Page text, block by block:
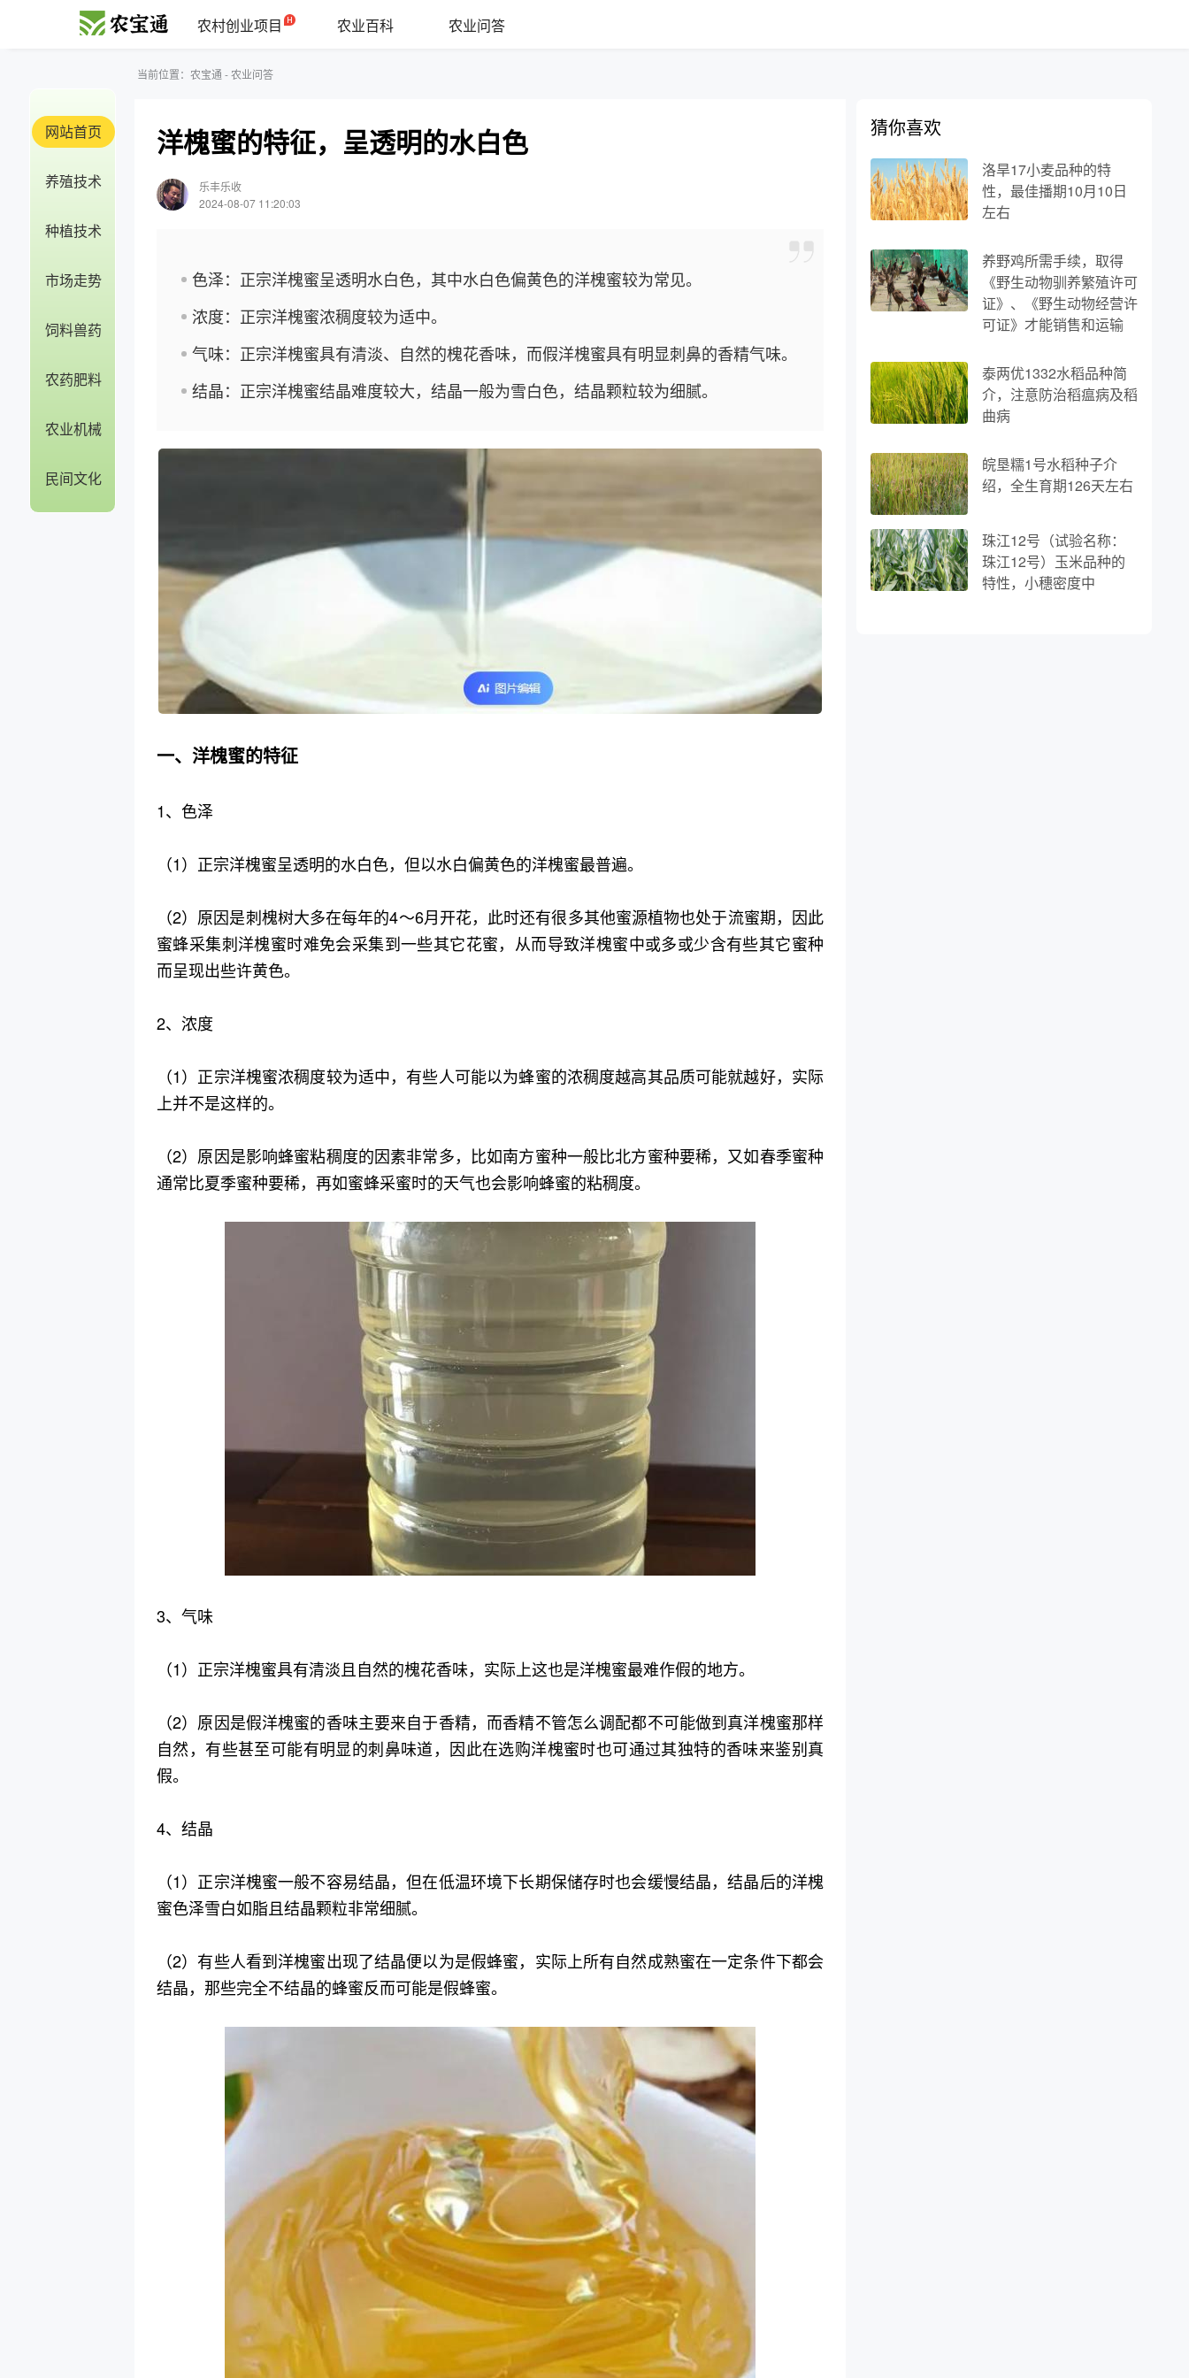
农村创业项目 农业百科 农业问答
当前位置： 农宝通 -农业问答
网站首页
养殖技术
种植技术
市场走势
饲料兽药
农药肥料
农业机械
民间文化
洋槐蜜的特征，呈透明的水白色
乐丰乐收
2024-08-07 11:20:03
色泽：正宗洋槐蜜呈透明水白色，其中水白色偏黄色的洋槐蜜较为常见。
浓度：正宗洋槐蜜浓稠度较为适中。
气味：正宗洋槐蜜具有清淡、自然的槐花香味，而假洋槐蜜具有明显刺鼻的香精气味。
结晶：正宗洋槐蜜结晶难度较大，结晶一般为雪白色，结晶颗粒较为细腻。
一、洋槐蜜的特征
1、色泽
（1）正宗洋槐蜜呈透明的水白色，但以水白偏黄色的洋槐蜜最普遍。
（2）原因是刺槐树大多在每年的4～6月开花，此时还有很多其他蜜源植物也处于流蜜期，因此
蜜蜂采集刺洋槐蜜时难免会采集到一些其它花蜜，从而导致洋槐蜜中或多或少含有些其它蜜种
而呈现出些许黄色。
2、浓度
（1）正宗洋槐蜜浓稠度较为适中，有些人可能以为蜂蜜的浓稠度越高其品质可能就越好，实际
上并不是这样的。
（2）原因是影响蜂蜜粘稠度的因素非常多，比如南方蜜种一般比北方蜜种要稀，又如春季蜜种
通常比夏季蜜种要稀，再如蜜蜂采蜜时的天气也会影响蜂蜜的粘稠度。
3、气味
（1）正宗洋槐蜜具有清淡且自然的槐花香味，实际上这也是洋槐蜜最难作假的地方。
（2）原因是假洋槐蜜的香味主要来自于香精，而香精不管怎么调配都不可能做到真洋槐蜜那样
自然，有些甚至可能有明显的刺鼻味道，因此在选购洋槐蜜时也可通过其独特的香味来鉴别真
假。
4、结晶
（1）正宗洋槐蜜一般不容易结晶，但在低温环境下长期保储存时也会缓慢结晶，结晶后的洋槐
蜜色泽雪白如脂且结晶颗粒非常细腻。
（2）有些人看到洋槐蜜出现了结晶便以为是假蜂蜜，实际上所有自然成熟蜜在一定条件下都会
结晶，那些完全不结晶的蜂蜜反而可能是假蜂蜜。
猜你喜欢
洛旱17小麦品种的特
性，最佳播期10月10日
左右
养野鸡所需手续，取得
《野生动物驯养繁殖许可
证》、《野生动物经营许
可证》才能销售和运输
泰两优1332水稻品种简
介，注意防治稻瘟病及稻
曲病
皖垦糯1号水稻种子介
绍，全生育期126天左右
珠江12号（试验名称：
珠江12号）玉米品种的
特性，小穗密度中